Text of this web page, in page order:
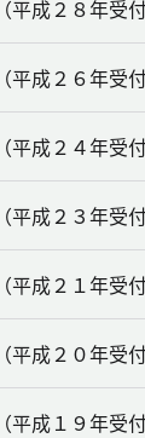
成２８年受付
成２６年受付
成２４年受付
成２３年受付
成２１年受付
成２０年受付
成１９年受付